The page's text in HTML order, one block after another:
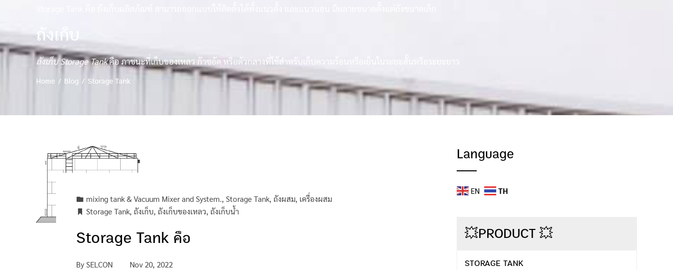
ถังเก็บ
ถังเก็บ Storage Tankคือ ภาชนะที่เก็บของเหลว ก๊าซอัด หรือตัวกลางที่ใช้สำหรับเก็บความร้อนหรือเย็นในระยะสั้นหรือระยะยาว
Home Blog Storage Tank
mixing tank & Vacuum Mixer and System.,Storage Tank,ถังผสม, เครื่องผสม
Storage Tank,ถังเก็บ,ถังเก็บของเหลว,ถังเก็บน้ำ
Storage Tank คือ
BySELCON Nov 20, 2022
Language
EN TH
💥PRODUCT 💥
STORAGE TANK